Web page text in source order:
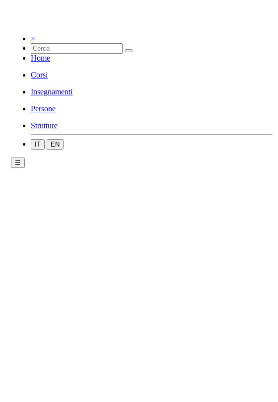
×
Home
Corsi
Insegnamenti
Persone
Strutture
IT EN
☰